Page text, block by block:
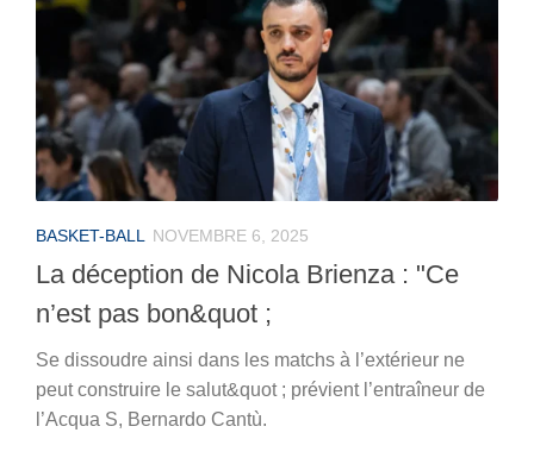
BASKET-BALL NOVEMBRE 6, 2025
La déception de Nicola Brienza : "Ce
n’est pas bon&quot ;
Se dissoudre ainsi dans les matchs à l’extérieur ne
peut construire le salut&quot ; prévient l’entraîneur de
l’Acqua S, Bernardo Cantù.